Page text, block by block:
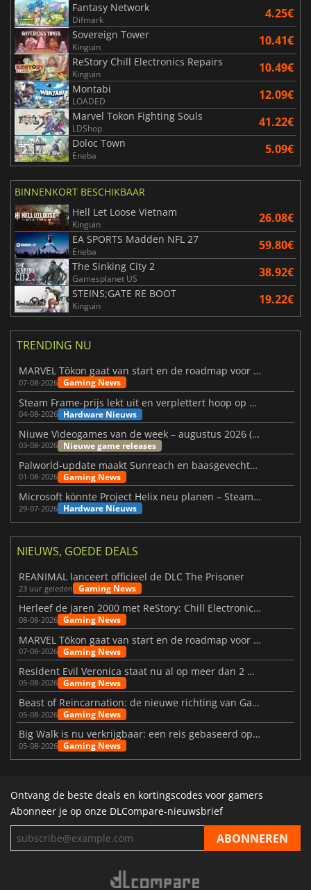
Fantasy Network
Difmark 4.25€
Sovereign Tower
Kinguin 10.41€
ReStory Chill Electronics Repairs
Kinguin 10.49€
Montabi
LOADED 12.09€
Marvel Tokon Fighting Souls
LDShop 41.22€
Doloc Town
Eneba 5.09€
BINNENKORT BESCHIKBAAR
Hell Let Loose Vietnam
Kinguin 26.08€
EA SPORTS Madden NFL 27
Eneba 59.80€
The Sinking City 2
Gamesplanet US 38.92€
STEINS;GATE RE BOOT
Kinguin 19.22€
TRENDING NU
MARVEL Tōkon gaat van start en de roadmap voor jaar 1 is bekendgemaakt
07-08-2026 Gaming News
Steam Frame-prijs lekt uit en verplettert hoop op betaalbare VR
04-08-2026 Hardware Nieuws
Niuwe Videogames van de week – augustus 2026 (week 32)
03-08-2026 Nieuwe game releases
Palworld-update maakt Sunreach en baasgevechten stabieler
01-08-2026 Gaming News
Microsoft könnte Project Helix neu planen – Steam-Support wackelt
29-07-2026 Hardware Nieuws
NIEUWS, GOEDE DEALS
REANIMAL lanceert officieel de DLC The Prisoner
23 uur geleden Gaming News
Herleef de jaren 2000 met ReStory: Chill Electronics Repairs
08-08-2026 Gaming News
MARVEL Tōkon gaat van start en de roadmap voor jaar 1 is bekendgemaakt
07-08-2026 Gaming News
Resident Evil Veronica staat nu al op meer dan 2 miljoen verlanglijstjes
05-08-2026 Gaming News
Beast of Reincarnation: de nieuwe richting van Game Freak
05-08-2026 Gaming News
Big Walk is nu verkrijgbaar: een reis gebaseerd op vriendschap
05-08-2026 Gaming News
Ontvang de beste deals en kortingscodes voor gamers
Abonneer je op onze DLCompare-nieuwsbrief